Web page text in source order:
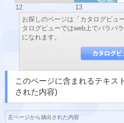
12
13
お探しのページは「カタログビュ
タログビューではweb上でパラパ
になれます。
このページに含まれるテキス
された内容)
左ページから抽出された内容